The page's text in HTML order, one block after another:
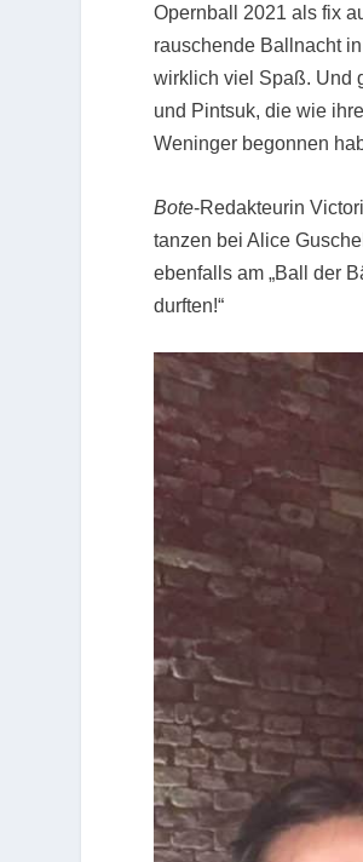
Opernball 2021 als fix
rauschende Ballnacht
wirklich viel Spaß. Und
und Pintsuk, die wie
Weninger begonnen
Bote-Redakteurin
tanzen bei Alice
ebenfalls am „Ball der
durften!“